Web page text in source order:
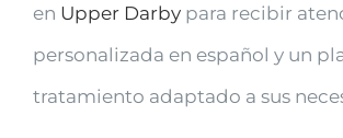
en Upper Darby para recibir
personalizada en español y un
tratamiento adaptado a sus